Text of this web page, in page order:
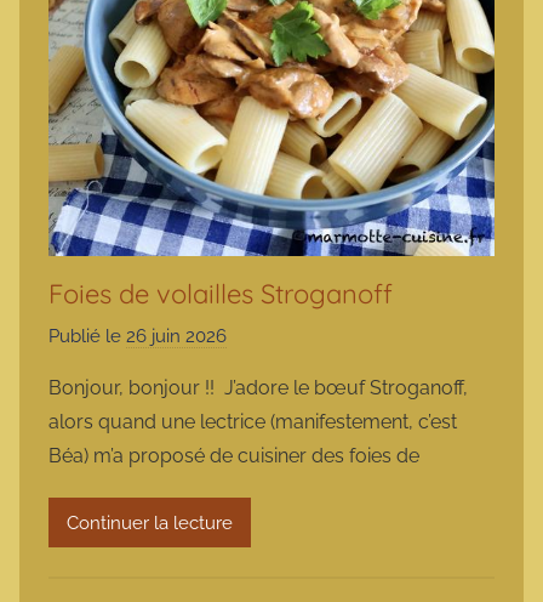
Foies de volailles Stroganoff
Publié le 26 juin 2026
r
m
a
r
m
Bonjour, bonjour !! J’adore le bœuf Stroganoff,
alors quand une lectrice (manifestement, c’est
Béa) m’a proposé de cuisiner des foies de
Continuer la lecture